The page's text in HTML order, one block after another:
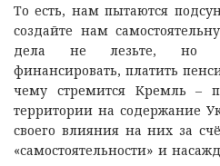
То есть, нам пытаются
создайте нам
дела не лезьте, но
финансировать, платить
чему стремится Кремль –
территории на содержание
своего влияния на них за
«самостоятельности» и